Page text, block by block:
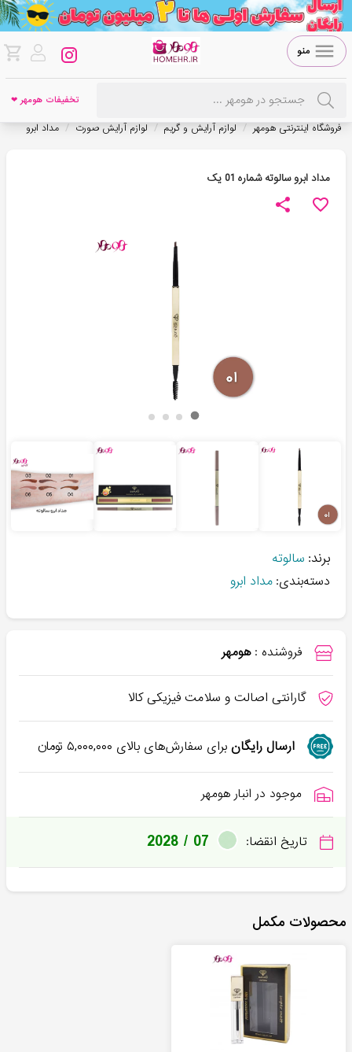
منو
تخفیفات هومهر ❤
فروشگاه اینترنتی هومهر / لوازم آرایش و گریم / لوازم آرایش صورت / مداد ابرو
مداد ابرو سالوته شماره 01 یک
برند: سالوته
دسته‌بندی: مداد ابرو
فروشنده : هومهر
گارانتی اصالت و سلامت فیزیکی کالا
ارسال رایگانبرای سفارش‌های بالای ۵,۰۰۰,۰۰۰تومان
موجود در انبار هومهر
تاریخ انقضا: 2028 / 07
محصولات مکمل